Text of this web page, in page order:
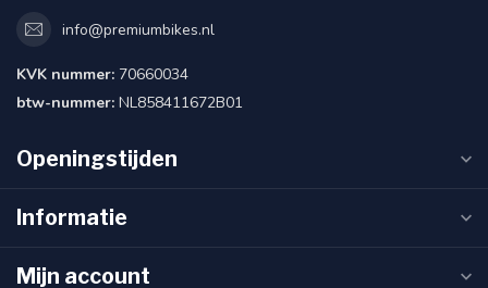
info@premiumbikes.nl
KVK nummer: 70660034
btw-nummer: NL858411672B01
Openingstijden
Informatie
Mijn account